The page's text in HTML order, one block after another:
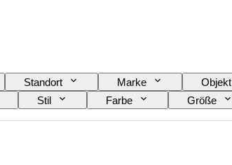
Standort Marke
Objekt
Stil Farbe
Größe
Accessoires enthalten Schuhgröße